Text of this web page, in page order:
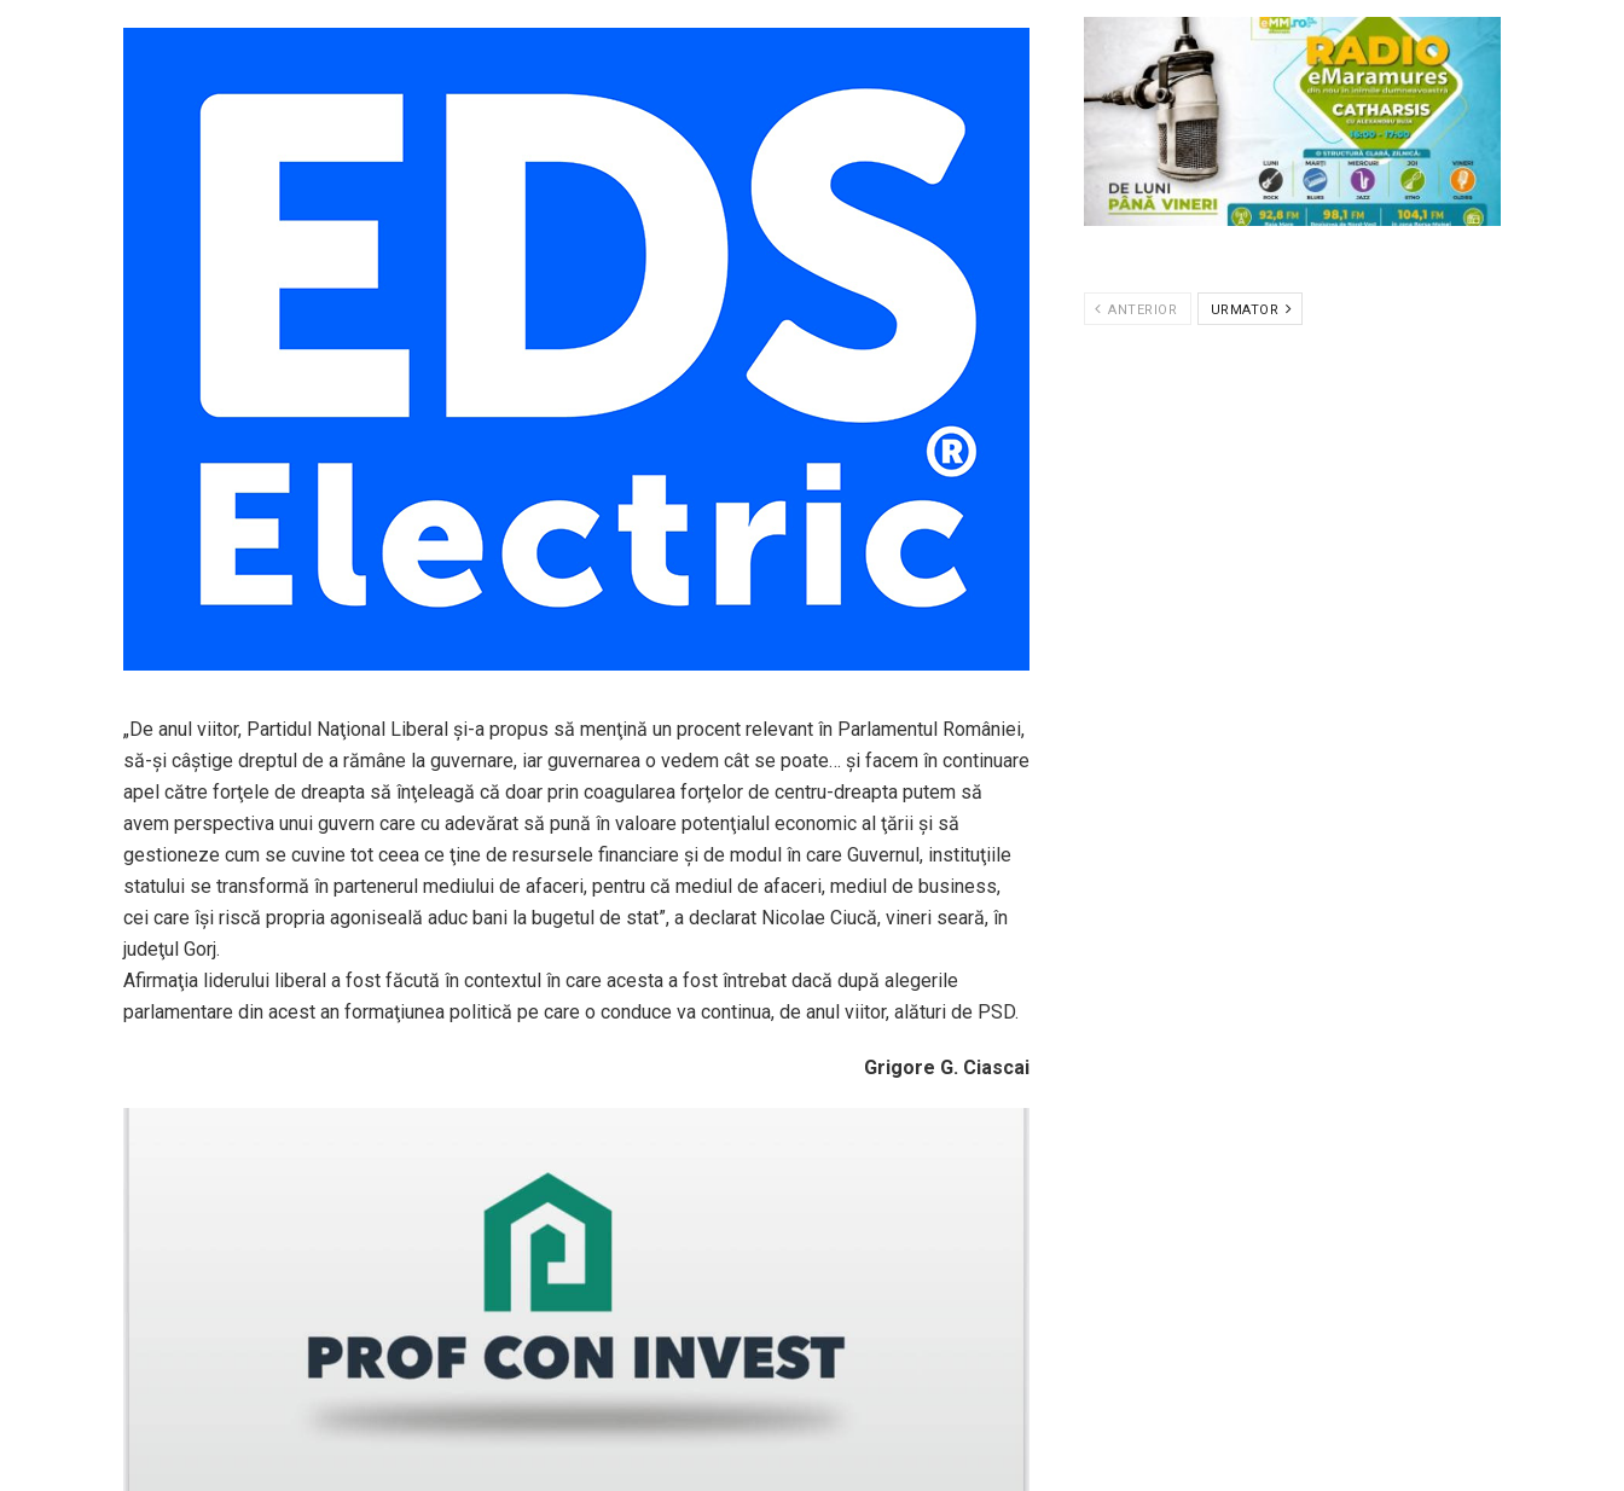
„De anul viitor, Partidul Naţional Liberal şi-a propus să menţină un procent relevant în Parlamentul României,
să-şi câştige dreptul de a rămâne la guvernare, iar guvernarea o vedem cât se poate… şi facem în continuare
apel către forţele de dreapta să înţeleagă că doar prin coagularea forţelor de centru-dreapta putem să
avem perspectiva unui guvern care cu adevărat să pună în valoare potenţialul economic al ţării şi să
gestioneze cum se cuvine tot ceea ce ţine de resursele financiare şi de modul în care Guvernul, instituţiile
statului se transformă în partenerul mediului de afaceri, pentru că mediul de afaceri, mediul de business,
cei care îşi riscă propria agoniseală aduc bani la bugetul de stat”, a declarat Nicolae Ciucă, vineri seară, în
judeţul Gorj.
Afirmaţia liderului liberal a fost făcută în contextul în care acesta a fost întrebat dacă după alegerile
parlamentare din acest an formaţiunea politică pe care o conduce va continua, de anul viitor, alături de PSD.
Grigore G. Ciascai
ANTERIOR URMATOR